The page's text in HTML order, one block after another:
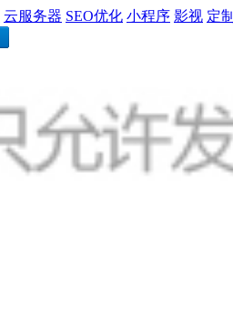
云服务器 SEO优化 小程序 影视 定